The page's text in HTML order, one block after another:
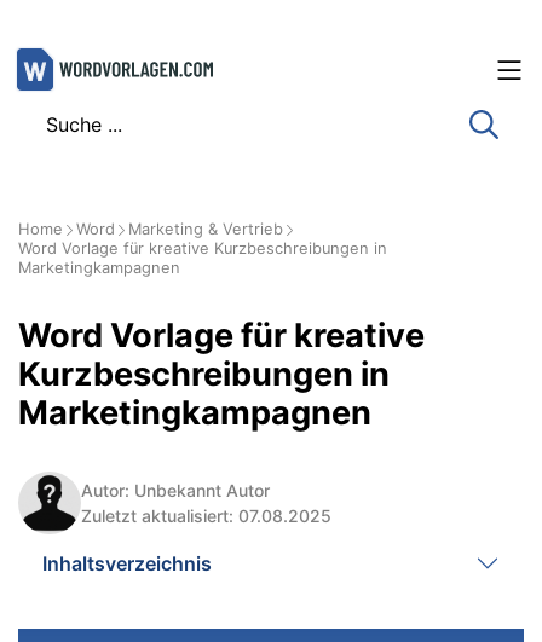
Zum
Inhalt
Home Word
Marketing & Vertrieb
Word Vorlage für kreative Kurzbeschreibungen in
Marketingkampagnen
Word Vorlage für kreative
Kurzbeschreibungen in
Marketingkampagnen
Autor: Unbekannt Autor
Zuletzt aktualisiert: 07.08.2025
Inhaltsverzeichnis